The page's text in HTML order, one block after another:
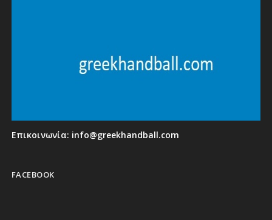
Επικοινωνία: info@greekhandball.com
FACEBOOK